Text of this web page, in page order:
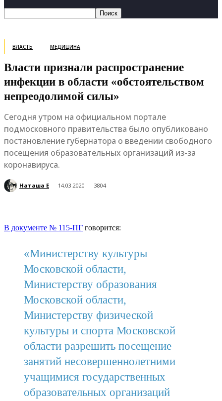
ВЛАСТЬ МЕДИЦИНА
Власти признали распространение
инфекции в области «обстоятельством
непреодолимой силы»
Сегодня утром на официальном портале
подмосковного правительства было опубликовано
постановление губернатора о введении свободного
посещения образовательных организаций из-за
коронавируса.
Наташа Е 14.03.2020 3804
В документе № 115-ПГ говорится:
«Министерству культуры
Московской области,
Министерству образования
Московской области,
Министерству физической
культуры и спорта Московской
области разрешить посещение
занятий несовершеннолетними
учащимися государственных
образовательных организаций